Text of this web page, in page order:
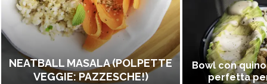
NEATBALL MASALA (POLPETTE
VEGGIE: PAZZESCHE!)
Bowl con
perfetta